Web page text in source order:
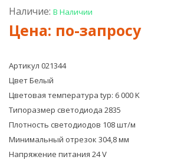
Наличие: В Наличии
Артикул 021344
Цвет Белый
Цветовая температура typ: 6 000 K
Типоразмер светодиода 2835
Плотность светодиодов 108 шт/м
Минимальный отрезок 304,8 мм
Напряжение питания 24 V